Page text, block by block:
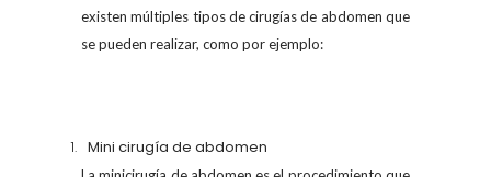
existen múltiples tipos de cirugías de abdomen que
se pueden realizar, como por ejemplo:
Mini cirugía de abdomen